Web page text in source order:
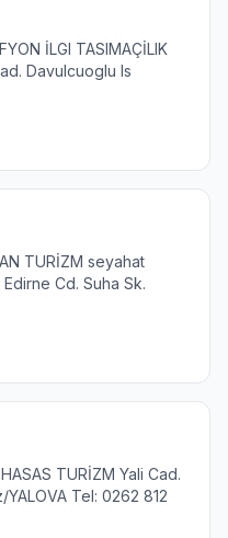
İLGI TASIMAÇİLIK
Davulcuoglu Is
TURİZM seyahat
Cd. Suha Sk.
TURİZM Yali Cad.
Tel: 0262 812